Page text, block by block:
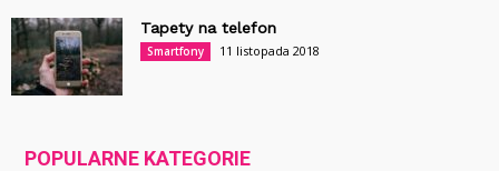
Tapety na telefon
Smartfony 11 listopada 2018
POPULARNE KATEGORIE